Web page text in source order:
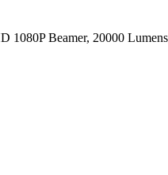
1080P Beamer, 20000